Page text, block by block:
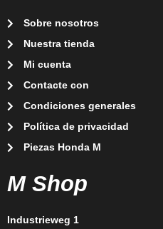
Sobre nosotros
Nuestra tienda
Mi cuenta
Contacte con
Condiciones generales
Política de privacidad
Piezas Honda M
M Shop
Industrieweg 1